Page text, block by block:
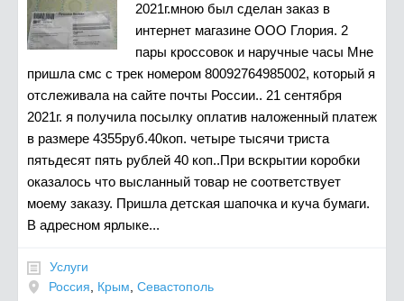
2021г.мною был сделан заказ в
интернет магазине ООО Глория. 2
пары кроссовок и наручные часы Мне
пришла смс с трек номером 80092764985002, который я
отслеживала на сайте почты России.. 21 сентября
2021г. я получила посылку оплатив наложенный платеж
в размере 4355руб.40коп. четыре тысячи триста
пятьдесят пять рублей 40 коп..При вскрытии коробки
оказалось что высланный товар не соответствует
моему заказу. Пришла детская шапочка и куча бумаги.
В адресном ярлыке...
Услуги
Россия
Крым Севастополь